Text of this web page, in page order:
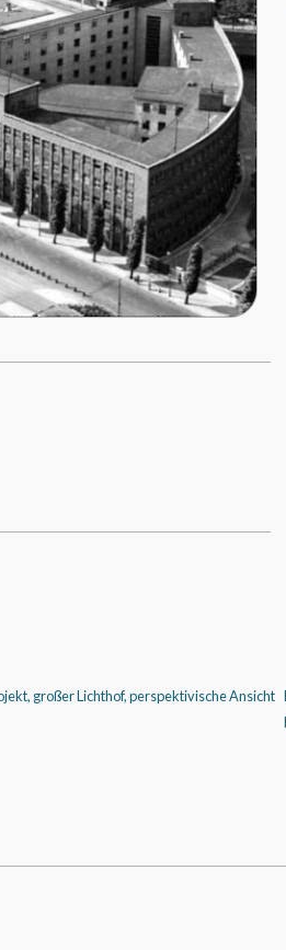
großer Lichthof, perspektivische Ansicht